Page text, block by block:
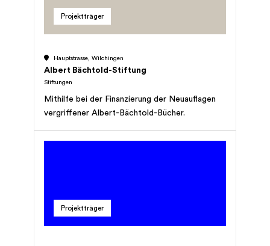
Projektträger
Hauptstrasse, Wilchingen
Albert Bächtold-Stiftung
Stiftungen
Mithilfe bei der Finanzierung der Neuauflagen
vergriffener Albert-Bächtold-Bücher.
Projektträger